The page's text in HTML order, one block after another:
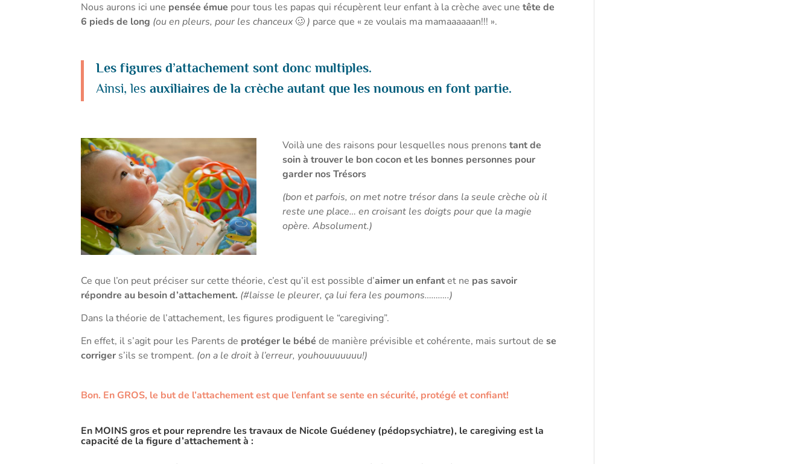
Nous aurons ici une pensée émue pour tous les papas qui récupèrent leur enfant à la crèche avec unetête de
6 pieds de long (ou en pleurs, pour les chanceux 🥴) parce que « ze voulais ma mamaaaaaan!!! ».
Les figures d’attachement sont donc multiples.
Ainsi, lesauxiliaires de la crèche autant que les nounous en font partie.
Voilà une des raisons pour lesquelles nous prenonstant de
soin à trouver le bon cocon et les bonnes personnes pour
garder nos Trésors
(bon et parfois, on met notre trésor dans la seule crèche où il
reste une place… en croisant les doigts pour que la magie
opère. Absolument.)
Ce que l’on peut préciser sur cette théorie, c’est qu’il est possible d’aimer un enfantet ne pas savoir
répondre au besoin d’attachement. (#laisse le pleurer, ça lui fera les poumons………..)
Dans la théorie de l’attachement, les figures prodiguent le “caregiving”.
En effet, il s’agit pour les Parents de protéger le bébé de manière prévisible et cohérente, mais surtout dese
corriger s’ils se trompent. (on a le droit à l’erreur, youhouuuuuuu!)
Bon. En GROS, le but de l’attachement est que l’enfant se sente en sécurité, protégé et confiant!
En MOINS gros et pour reprendre les travaux de Nicole Guédeney (pédopsychiatre), le caregiving est la
capacité de la figure d’attachement à :